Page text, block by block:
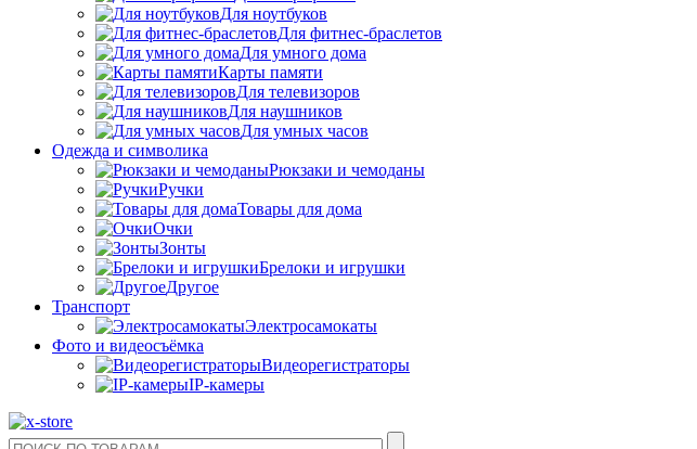
Для ноутбуков
Для фитнес-браслетов
Для умного дома
Карты памяти
Для телевизоров
Для наушников
Для умных часов
Одежда и символика
Рюкзаки и чемоданы
Ручки
Товары для дома
Очки
Зонты
Брелоки и игрушки
Другое
Транспорт
Электросамокаты
Фото и видеосъёмка
Видеорегистраторы
IP-камеры